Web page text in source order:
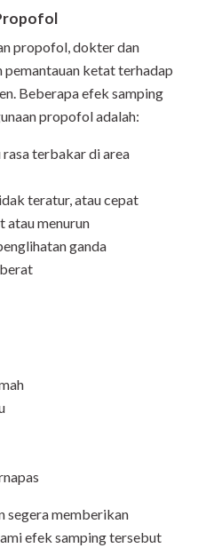
propofol, dokter dan
pemantauan ketat terhadap
Beberapa efek samping
propofol adalah:
terbakar di area
teratur, atau cepat
atau menurun
ganda
segera memberikan
efek samping tersebut